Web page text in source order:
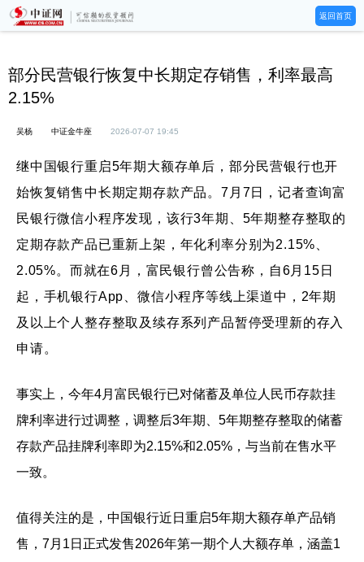
返回首页
部分民营银行恢复中长期定存销售，利率最高
2.15%
吴杨 中证金牛座 2026-07-07 19:45
继中国银行重启5年期大额存单后，部分民营银行也开
始恢复销售中长期定期存款产品。7月7日，记者查询富
民银行微信小程序发现，该行3年期、5年期整存整取的
定期存款产品已重新上架，年化利率分别为2.15%、
2.05%。而就在6月，富民银行曾公告称，自6月15日
起，手机银行App、微信小程序等线上渠道中，2年期
及以上个人整存整取及续存系列产品暂停受理新的存入
申请。
事实上，今年4月富民银行已对储蓄及单位人民币存款挂
牌利率进行过调整，调整后3年期、5年期整存整取的储蓄
存款产品挂牌利率即为2.15%和2.05%，与当前在售水平
一致。
值得关注的是，中国银行近日重启5年期大额存单产品销
售，7月1日正式发售2026年第一期个人大额存单，涵盖1